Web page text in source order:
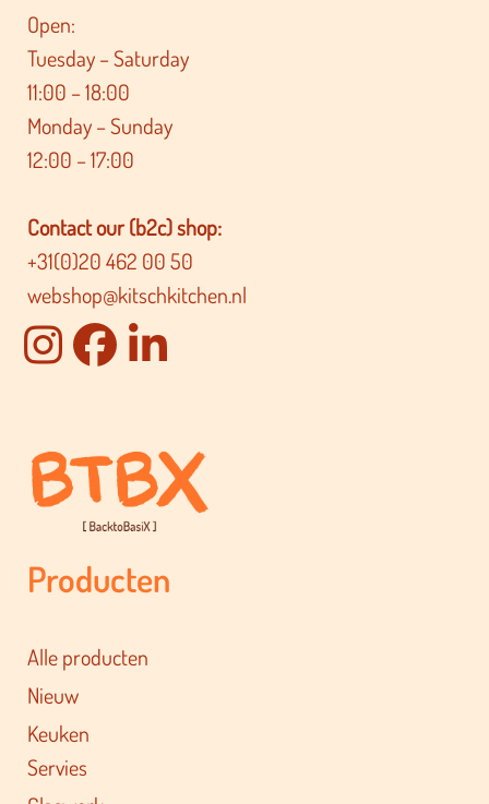
Open:
Tuesday – Saturday
11:00 – 18:00
Monday – Sunday
12:00 – 17:00
Contact our (b2c) shop:
+31(0)20 462 00 50
webshop@kitschkitchen.nl
Producten
Alle producten
Nieuw
Keuken
Servies